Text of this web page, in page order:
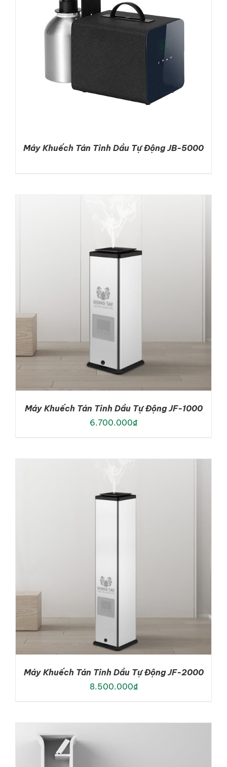
Máy Khuếch Tán Tinh Dầu Tự Động JB-5000
ADD TO CART
Máy Khuếch Tán Tinh Dầu Tự Động JF-1000
6.700.000₫
ADD TO CART
Máy Khuếch Tán Tinh Dầu Tự Động JF-2000
8.500.000₫